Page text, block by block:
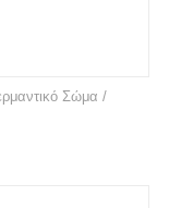
Σώμα /